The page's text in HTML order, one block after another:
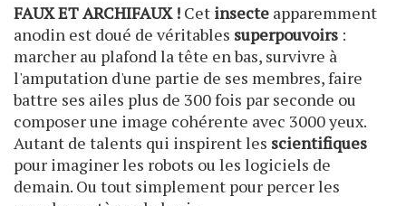
FAUX ET ARCHIFAUX ! Cet insecte apparemment
anodin est doué de véritables superpouvoirs :
marcher au plafond la tête en bas, survivre à
l'amputation d'une partie de ses membres, faire
battre ses ailes plus de 300 fois par seconde ou
composer une image cohérente avec 3000 yeux.
Autant de talents qui inspirent les scientifiques
pour imaginer les robots ou les logiciels de
demain. Ou tout simplement pour percer les